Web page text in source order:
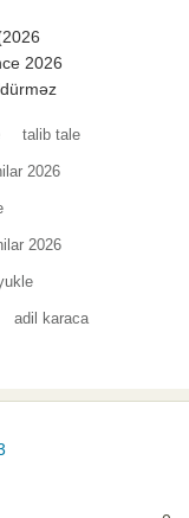
2026
talib tale
2026
2026
adil karaca